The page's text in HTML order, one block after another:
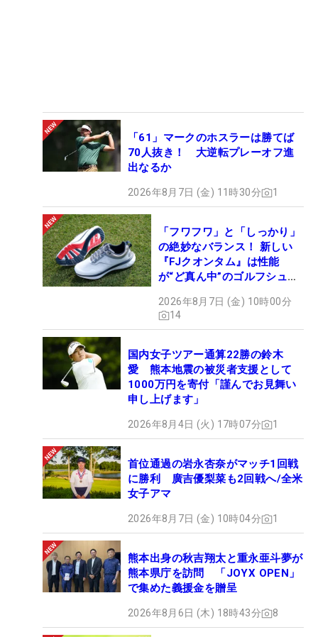
「61」マークのホスラーは勝てば
70人抜き！ 大逆転プレーオフ進
出なるか
2026年8月7日 (金) 11時30分 1
「フワフワ」と「しっかり」
の絶妙なバランス！ 新しい
『FJクオンタム』は性能
が“ど真ん中”のゴルフシュー
2026年8月7日 (金) 10時00分
14
国内女子ツアー通算22勝の鈴木
愛 熊本地震の被災者支援として
1000万円を寄付「謹んでお見舞い
申し上げます」
2026年8月4日 (火) 17時07分 1
首位通過の岩永杏奈がマッチ1回戦
に勝利 廣吉優梨菜も2回戦へ/全米
女子アマ
2026年8月7日 (金) 10時04分 1
熊本出身の秋吉翔太と重永亜斗夢が
熊本県庁を訪問 「JOYX OPEN」
で集めた義援金を贈呈
2026年8月6日 (木) 18時43分 8